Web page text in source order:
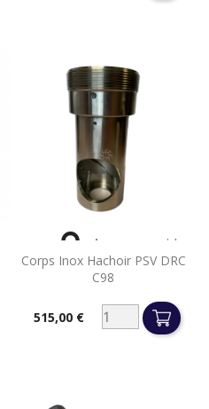
Corps Inox Hachoir PSV DRC
C98
Prix515,00 €
 Aperçu rapide